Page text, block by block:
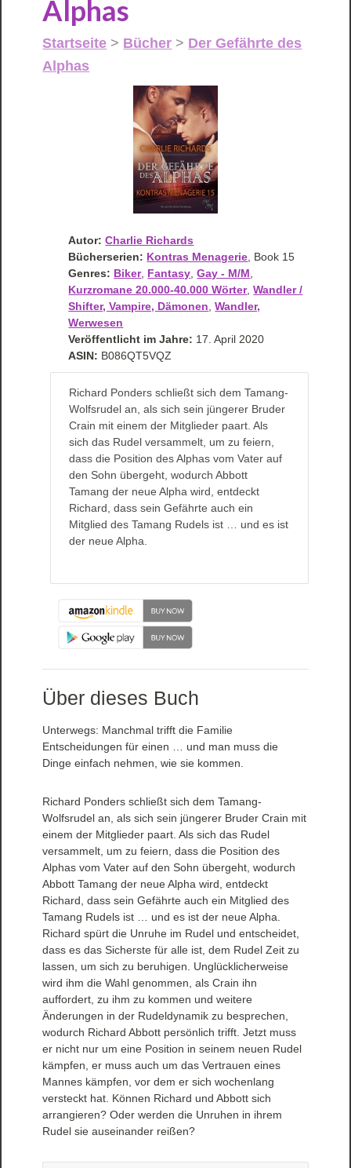
Alphas
Startseite > Bücher > Der Gefährte des
Alphas
Autor: Charlie Richards
Bücherserien: Kontras Menagerie, Book 15
Genres: Biker, Fantasy,Gay - M/M,
Kurzromane 20.000-40.000 Wörter,Wandler /
Shifter, Vampire, Dämonen,Wandler,
Werwesen
Veröffentlicht im Jahre: 17. April 2020
ASIN: B086QT5VQZ
Richard Ponders schließt sich dem Tamang-
Wolfsrudel an, als sich sein jüngerer Bruder
Crain mit einem der Mitglieder paart. Als
sich das Rudel versammelt, um zu feiern,
dass die Position des Alphas vom Vater auf
den Sohn übergeht, wodurch Abbott
Tamang der neue Alpha wird, entdeckt
Richard, dass sein Gefährte auch ein
Mitglied des Tamang Rudels ist … und es ist
der neue Alpha.
Über dieses Buch
Unterwegs: Manchmal trifft die Familie
Entscheidungen für einen … und man muss die
Dinge einfach nehmen, wie sie kommen.
Richard Ponders schließt sich dem Tamang-
Wolfsrudel an, als sich sein jüngerer Bruder Crain mit
einem der Mitglieder paart. Als sich das Rudel
versammelt, um zu feiern, dass die Position des
Alphas vom Vater auf den Sohn übergeht, wodurch
Abbott Tamang der neue Alpha wird, entdeckt
Richard, dass sein Gefährte auch ein Mitglied des
Tamang Rudels ist … und es ist der neue Alpha.
Richard spürt die Unruhe im Rudel und entscheidet,
dass es das Sicherste für alle ist, dem Rudel Zeit zu
lassen, um sich zu beruhigen. Unglücklicherweise
wird ihm die Wahl genommen, als Crain ihn
auffordert, zu ihm zu kommen und weitere
Änderungen in der Rudeldynamik zu besprechen,
wodurch Richard Abbott persönlich trifft. Jetzt muss
er nicht nur um eine Position in seinem neuen Rudel
kämpfen, er muss auch um das Vertrauen eines
Mannes kämpfen, vor dem er sich wochenlang
versteckt hat. Können Richard und Abbott sich
arrangieren? Oder werden die Unruhen in ihrem
Rudel sie auseinander reißen?